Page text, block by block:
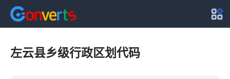
左云县乡级行政区划代码